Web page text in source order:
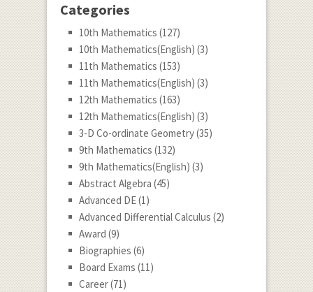
Categories
10th Mathematics (127)
10th Mathematics(English) (3)
11th Mathematics (153)
11th Mathematics(English) (3)
12th Mathematics (163)
12th Mathematics(English) (3)
3-D Co-ordinate Geometry(35)
9th Mathematics (132)
9th Mathematics(English) (3)
Abstract Algebra (45)
Advanced DE(1)
Advanced Differential Calculus (2)
Award (9)
Biographies (6)
Board Exams (11)
Career(71)